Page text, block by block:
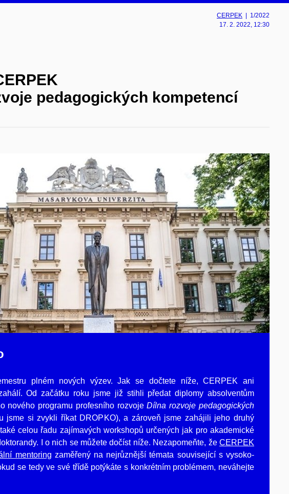
CERPEK
| 1/2022
17. 2. 2022, 12:30
pedagogických kompetencí
plném nových výzev. Jak se dočtete níže, CERPEK ani
Od začátku roku jsme již stihli předat diplomy absolventům
nového programu profesního rozvojeDílna rozvoje pedagogických
jsme si zvykli říkat DROPKO), a zároveň jsme zahájili jeho druhý
celou řadu zajímavých workshopů určených jak pro akademické
I o nich se můžete dočíst níže. Nezapomeňte, že CERPEK
mentoring zaměřený na nejrůznější témata související s vysoko­
se tedy ve své třídě potýkáte s konkrétním problémem, neváhejte